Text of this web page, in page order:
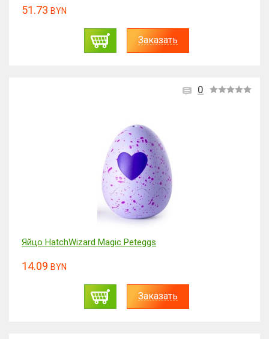
51.73 BYN
Заказать
0
Яйцо HatchWizard Magic Peteggs
14.09 BYN
Заказать